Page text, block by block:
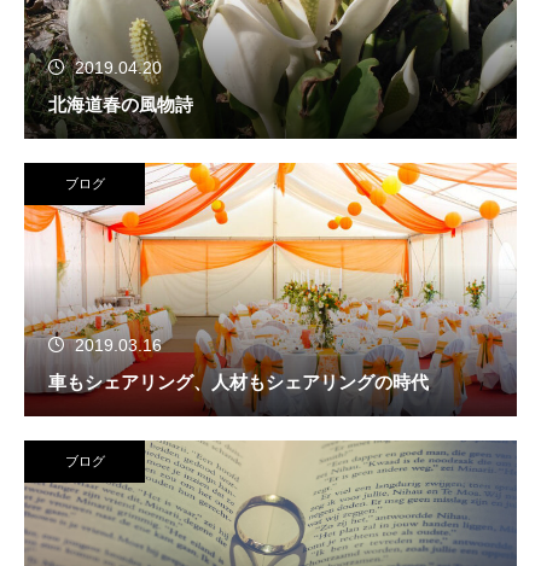
2019.04.20
北海道春の風物詩
ブログ
2019.03.16
車もシェアリング、人材もシェアリングの時代
ブログ